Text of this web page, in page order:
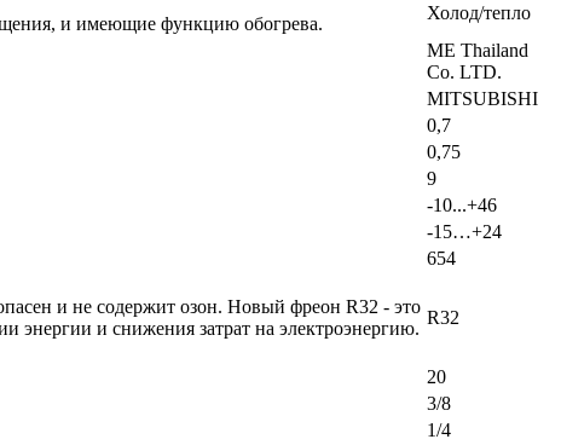
и имеющие функцию обогрева.
Холод/тепло
ME Thailand
Co. LTD.
MITSUBISHI
0,7
0,75
9
-10...+46
-15…+24
654
и не содержит озон. Новый фреон R32 - это
энергии и снижения затрат на электроэнергию.
R32
20
3/8
1/4